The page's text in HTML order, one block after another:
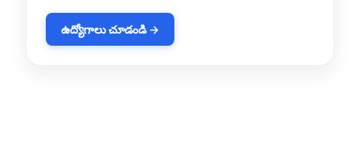
ఉద్యోగాలు చూడండి →